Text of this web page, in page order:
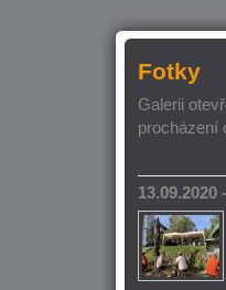
Fotky
Galerii
procházení